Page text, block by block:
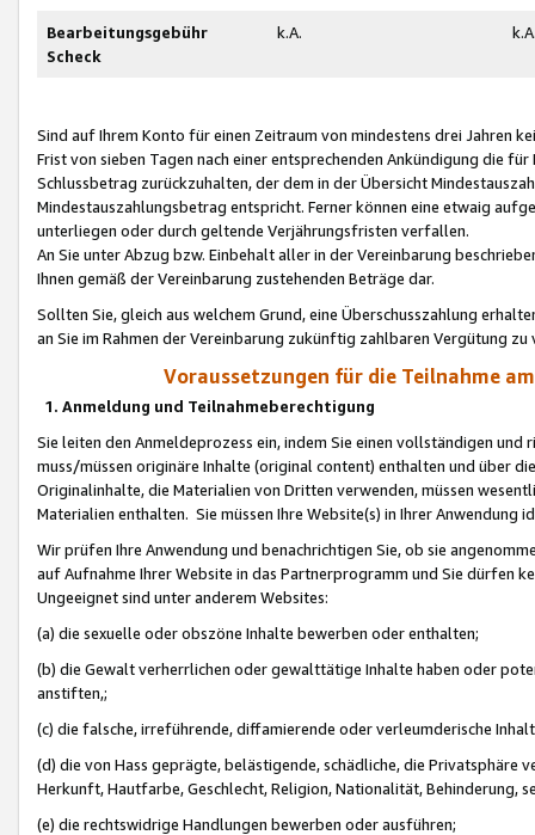
Bearbeitungsgebühr
Scheck
k.A.
Sind auf Ihrem Konto für einen Zeitraum von mindestens drei Jahren
Frist von sieben Tagen nach einer entsprechenden Ankündigung die
Schlussbetrag zurückzuhalten, der dem in der Übersicht
Mindestauszahlungsbetrag entspricht. Ferner können eine etwaig
unterliegen oder durch geltende Verjährungsfristen verfallen.
An Sie unter Abzug bzw. Einbehalt aller in der Vereinbarung
Ihnen gemäß der Vereinbarung zustehenden Beträge dar.
Sollten Sie, gleich aus welchem Grund, eine Überschusszahlung
an Sie im Rahmen der Vereinbarung zukünftig zahlbaren Vergütung zu
Voraussetzungen für die Teilnahme
1. Anmeldung und Teilnahmeberechtigung
Sie leiten den Anmeldeprozess ein, indem Sie einen vollständigen
muss/müssen originäre Inhalte (original content) enthalten und über
Originalinhalte, die Materialien von Dritten verwenden, müssen
Materialien enthalten. Sie müssen Ihre Website(s) in Ihrer Anwendung
Wir prüfen Ihre Anwendung und benachrichtigen Sie, ob sie
auf Aufnahme Ihrer Website in das Partnerprogramm und Sie dürfen
Ungeeignet sind unter anderem Websites:
(a) die sexuelle oder obszöne Inhalte bewerben oder enthalten;
(b) die Gewalt verherrlichen oder gewalttätige Inhalte haben oder
anstiften,;
(c) die falsche, irreführende, diffamierende oder verleumderische
(d) die von Hass geprägte, belästigende, schädliche, die Privatsphäre
Herkunft, Hautfarbe, Geschlecht, Religion, Nationalität, Behinderung,
(e) die rechtswidrige Handlungen bewerben oder ausführen;